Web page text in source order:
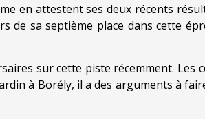
en attestent ses deux récents
de sa septième place dans cette
sur cette piste récemment.
à Borély, il a des arguments à